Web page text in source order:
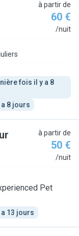
à partir de
60 €
/nuit
fois il y a 8
8 jours
à partir de
50 €
/nuit
Pet
13 jours